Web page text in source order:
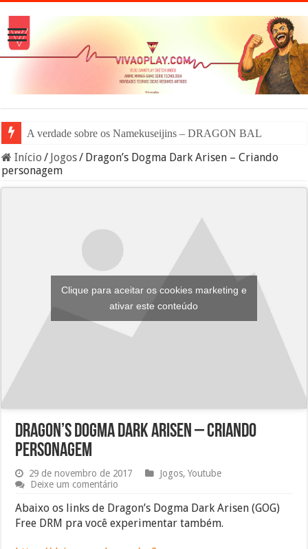
A verdade sobre os Namekuseijins – DRAGON BALL #News
Início / Jogos/ Dragon’s Dogma Dark Arisen – Criando
personagem
Clique para aceitar os cookies marketing e
ativar este conteúdo
Dragon’s Dogma Dark Arisen – Criando
personagem
29 de novembro de 2017 Jogos,Youtube
Deixe um comentário
Abaixo os links de Dragon’s Dogma Dark Arisen (GOG)
Free DRM pra você experimentar também.